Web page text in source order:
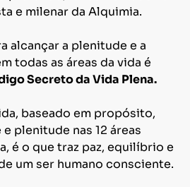
e milenar da Alquimia.
alcançar a plenitude e a
todas as áreas da vida é
Secreto da Vida Plena.
baseado em propósito,
plenitude nas 12 áreas
é o que traz paz, equilíbrio e
um ser humano consciente.